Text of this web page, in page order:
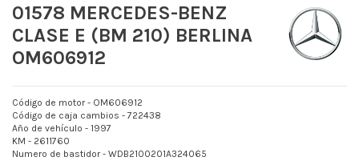
01578 MERCEDES-BENZ
CLASE E (BM 210) BERLINA
OM606912
Código de motor - OM606912
Código de caja cambios - 722438
Año de vehículo - 1997
KM - 2611760
Numero de bastidor - WDB2100201A324065